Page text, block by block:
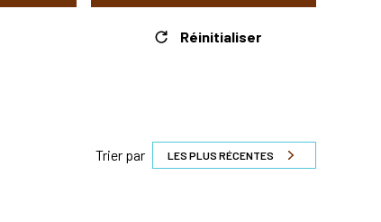
Réinitialiser
Trier par LES PLUS RÉCENTES